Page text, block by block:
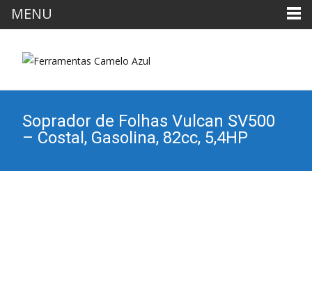
Soprador de Folhas Vulcan SV500
– Costal, Gasolina, 82cc, 5,4HP
MENU